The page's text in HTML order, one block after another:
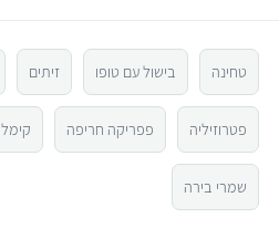
3
2
1
טחינה בישול עם טופו זיתים
פטרוזיליה פפריקה חריפה קימל
שמרי בירה